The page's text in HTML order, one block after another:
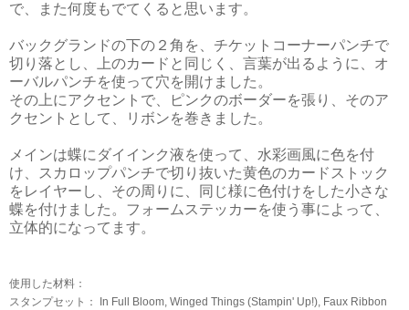
で、また何度もでてくると思います。
バックグランドの下の２角を、チケットコーナーパンチで
切り落とし、上のカードと同じく、言葉が出るように、オ
ーバルパンチを使って穴を開けました。
その上にアクセントで、ピンクのボーダーを張り、そのア
クセントとして、リボンを巻きました。
メインは蝶にダイインク液を使って、水彩画風に色を付
け、スカロップパンチで切り抜いた黄色のカードストック
をレイヤーし、その周りに、同じ様に色付けをした小さな
蝶を付けました。フォームステッカーを使う事によって、
立体的になってます。
使用した材料：
スタンプセット： In Full Bloom, Winged Things (Stampin' Up!), Faux Ribbon